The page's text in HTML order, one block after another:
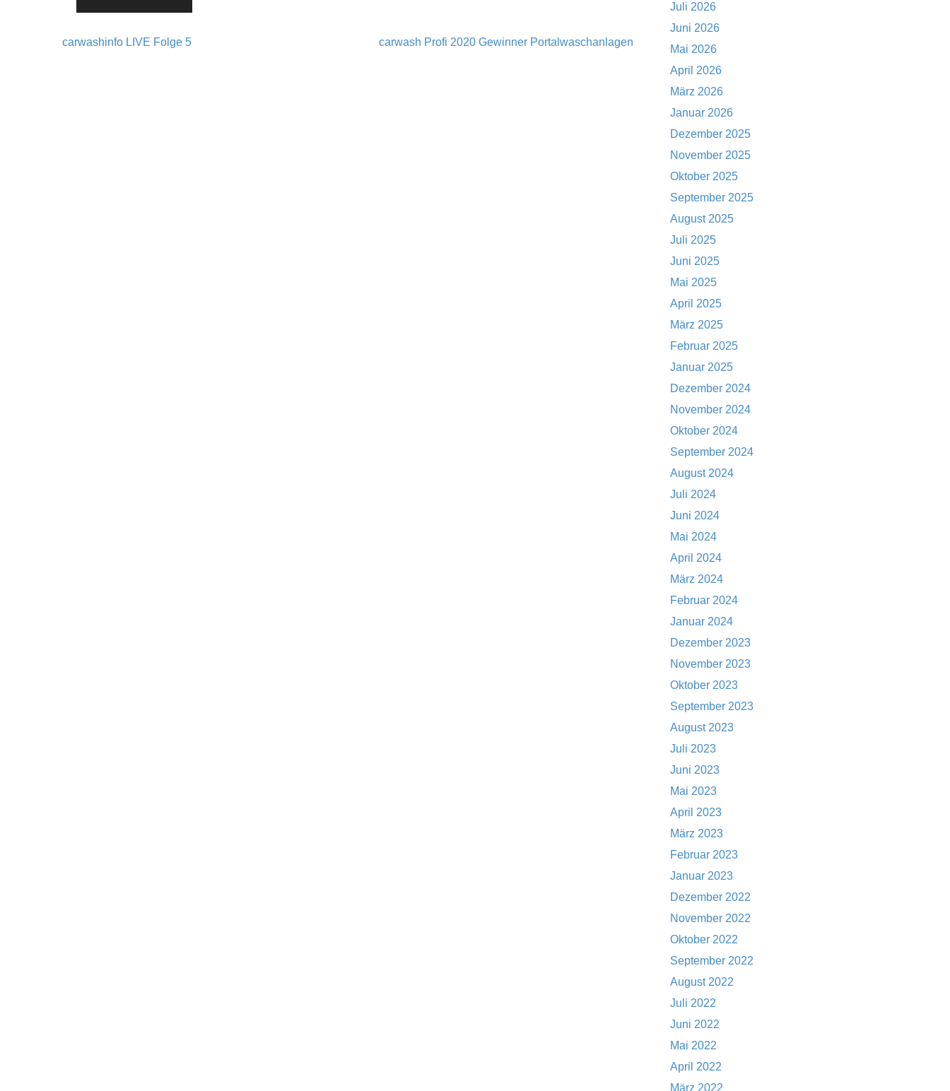
carwashinfo LIVE Folge 5 carwash Profi 2020 Gewinner Portalwaschanlagen
Juli 2026
Juni 2026
Mai 2026
April 2026
März 2026
Januar 2026
Dezember 2025
November 2025
Oktober 2025
September 2025
August 2025
Juli 2025
Juni 2025
Mai 2025
April 2025
März 2025
Februar 2025
Januar 2025
Dezember 2024
November 2024
Oktober 2024
September 2024
August 2024
Juli 2024
Juni 2024
Mai 2024
April 2024
März 2024
Februar 2024
Januar 2024
Dezember 2023
November 2023
Oktober 2023
September 2023
August 2023
Juli 2023
Juni 2023
Mai 2023
April 2023
März 2023
Februar 2023
Januar 2023
Dezember 2022
November 2022
Oktober 2022
September 2022
August 2022
Juli 2022
Juni 2022
Mai 2022
April 2022
März 2022